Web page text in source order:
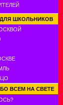
ШКОЛЬНИКОВ
ВСЕМ НА СВЕТЕ